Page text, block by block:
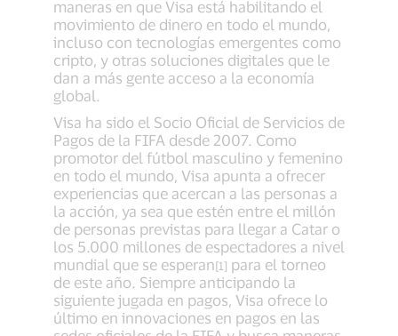
maneras en que Visa está habilitando el
movimiento de dinero en todo el mundo,
incluso con tecnologías emergentes como
cripto, y otras soluciones digitales que le
dan a más gente acceso a la economía
global.
Visa ha sido el Socio Oficial de Servicios de
Pagos de la FIFA desde 2007. Como
promotor del fútbol masculino y femenino
en todo el mundo, Visa apunta a ofrecer
experiencias que acercan a las personas a
la acción, ya sea que estén entre el millón
de personas previstas para llegar a Catar o
los 5.000 millones de espectadores a nivel
mundial que se esperan[1] para el torneo
de este año. Siempre anticipando la
siguiente jugada en pagos, Visa ofrece lo
último en innovaciones en pagos en las